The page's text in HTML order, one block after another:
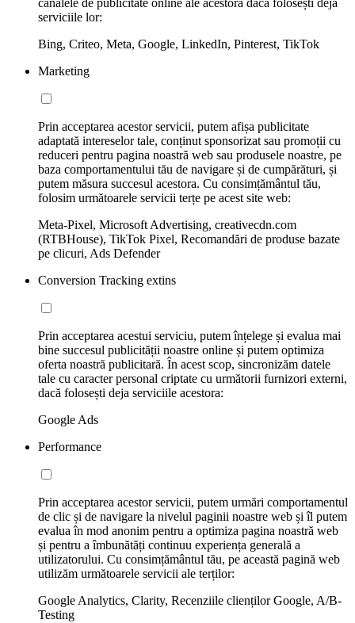
serviciile lor:
Bing, Criteo, Meta, Google, LinkedIn, Pinterest, TikTok
Marketing
Prin acceptarea acestor servicii, putem afișa publicitate
adaptată intereselor tale, conținut sponsorizat sau promoții cu
reduceri pentru pagina noastră web sau produsele noastre, pe
baza comportamentului tău de navigare și de cumpărături, și
putem măsura succesul acestora. Cu consimțământul tău,
folosim următoarele servicii terțe pe acest site web:
Meta-Pixel, Microsoft Advertising, creativecdn.com
(RTBHouse), TikTok Pixel, Recomandări de produse bazate
pe clicuri, Ads Defender
Conversion Tracking extins
Prin acceptarea acestui serviciu, putem înțelege și evalua mai
bine succesul publicității noastre online și putem optimiza
oferta noastră publicitară. În acest scop, sincronizăm datele
tale cu caracter personal criptate cu următorii furnizori externi,
dacă folosești deja serviciile acestora:
Google Ads
Performance
Prin acceptarea acestor servicii, putem urmări comportamentul
de clic și de navigare la nivelul paginii noastre web și îl putem
evalua în mod anonim pentru a optimiza pagina noastră web
și pentru a îmbunătăți continuu experiența generală a
utilizatorului. Cu consimțământul tău, pe această pagină web
utilizăm următoarele servicii ale terților:
Google Analytics, Clarity, Recenziile clienților Google, A/B-
Testing